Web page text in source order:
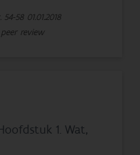
54-58 01.01.2018
review
1. Wat,